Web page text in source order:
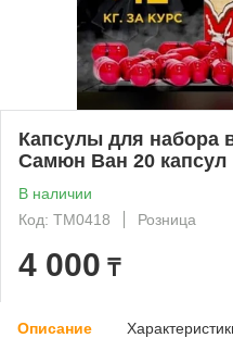
Капсулы для набора
Самюн Ван 20 капсул
В наличии
Код: ТМ0418
Розница
4 000 ₸
Описание